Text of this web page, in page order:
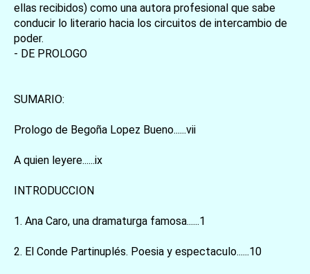
ellas recibidos) como una autora profesional que sabe
conducir lo literario hacia los circuitos de intercambio de
poder.
- DE PROLOGO
SUMARIO:
Prologo de Begoña Lopez Bueno......vii
A quien leyere......ix
INTRODUCCION
1. Ana Caro, una dramaturga famosa......1
2. El Conde Partinuplés. Poesia y espectaculo......10